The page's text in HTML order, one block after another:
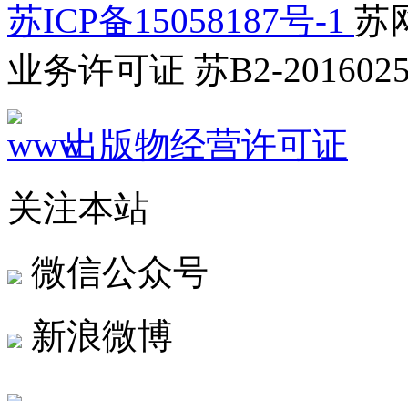
苏ICP备15058187号-1 苏
业务许可证 苏B2-
出版物经营许可证
关注本站
微信公众号
新浪微博